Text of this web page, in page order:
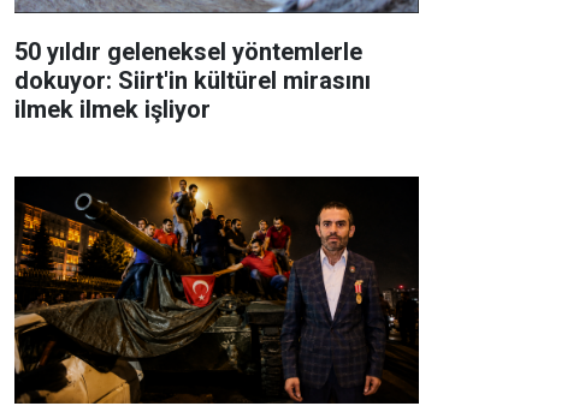
50 yıldır geleneksel yöntemlerle
dokuyor: Siirt'in kültürel mirasını
ilmek ilmek işliyor